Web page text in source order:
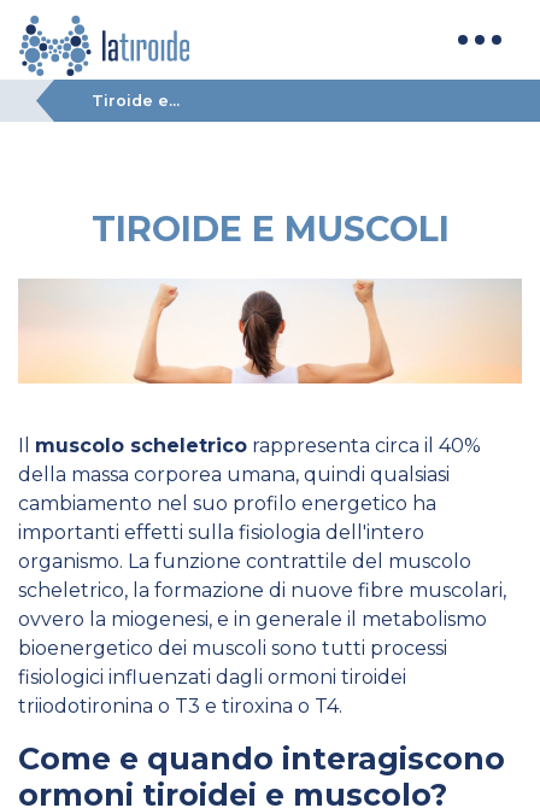
Tiroide e...
TIROIDE E MUSCOLI
Il muscolo scheletrico rappresenta circa il 40%
della massa corporea umana, quindi qualsiasi
cambiamento nel suo profilo energetico ha
importanti effetti sulla fisiologia dell'intero
organismo. La funzione contrattile del muscolo
scheletrico, la formazione di nuove fibre muscolari,
ovvero la miogenesi, e in generale il metabolismo
bioenergetico dei muscoli sono tutti processi
fisiologici influenzati dagli ormoni tiroidei
triiodotironina o T3 e tiroxina o T4.
Come e quando interagiscono
ormoni tiroidei e muscolo?